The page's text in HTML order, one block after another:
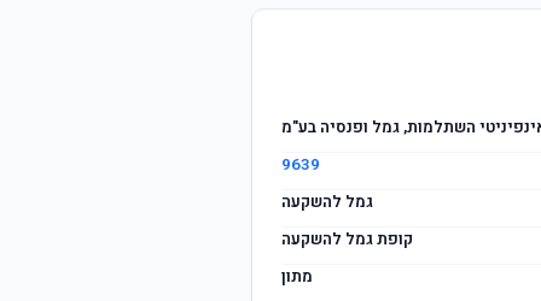
השתלמות, גמל ופנסיה בע"מ
9639
גמל להשקעה
קופת גמל להשקעה
מתון